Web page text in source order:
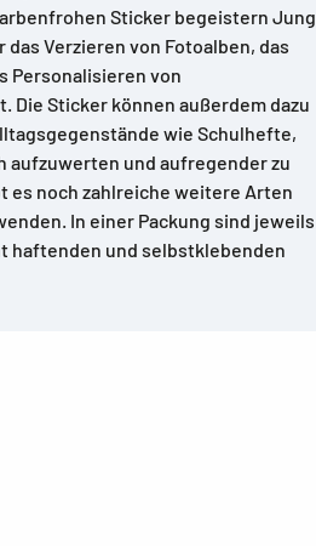
Sticker begeistern Jung
Verzieren von Fotoalben, das
Personalisieren von
Die Sticker können außerdem dazu
wie Schulhefte,
aufzuwerten und aufregender zu
noch zahlreiche weitere Arten
In einer Packung sind jeweils
haftenden und selbstklebenden